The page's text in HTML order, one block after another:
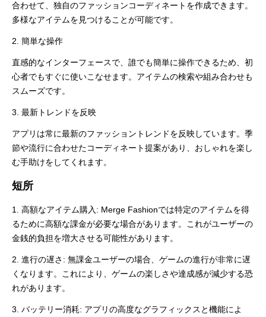
合わせて、独自のファッションコーディネートを作成できます。
多様なアイテムを見つけることが可能です。
2. 簡単な操作
直感的なインターフェースで、誰でも簡単に操作できるため、初
心者でもすぐに使いこなせます。アイテムの検索や組み合わせも
スムーズです。
3. 最新トレンドを反映
アプリは常に最新のファッショントレンドを反映しています。季
節や流行に合わせたコーディネート提案があり、おしゃれを楽し
む手助けをしてくれます。
短所
1. 高額なアイテム購入: Merge Fashionでは特定のアイテムを得
るために高額な課金が必要な場合があります。これがユーザーの
金銭的負担を増大させる可能性があります。
2. 進行の遅さ: 無課金ユーザーの場合、ゲームの進行が非常に遅
くなります。これにより、ゲームの楽しさや達成感が減少する恐
れがあります。
3. バッテリー消耗: アプリの高度なグラフィックスと機能によ